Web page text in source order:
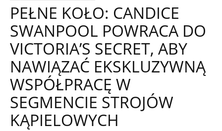
PEŁNE KOŁO: CANDICE
SWANPOOL POWRACA DO
VICTORIA’S SECRET, ABY
NAWIĄZAĆ EKSKLUZYWNĄ
WSPÓŁPRACĘ W
SEGMENCIE STROJÓW
KĄPIELOWYCH